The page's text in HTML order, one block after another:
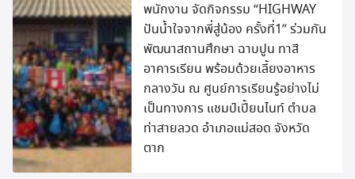
พนักงาน จัดกิจกรรม “HIGHWAY
ปันน้ำใจจากพี่สู่น้อง ครั้งที่1” ร่วมกัน
พัฒนาสถานศึกษา ฉาบปูน ทาสี
อาคารเรียน พร้อมด้วยเลี้ยงอาหาร
กลางวัน ณ ศูนย์การเรียนรู้อย่างไม่
เป็นทางการ แชมป์เปี้ยนไนท์ ตำบล
ท่าสายลวด อำเภอแม่สอด จังหวัด
ตาก